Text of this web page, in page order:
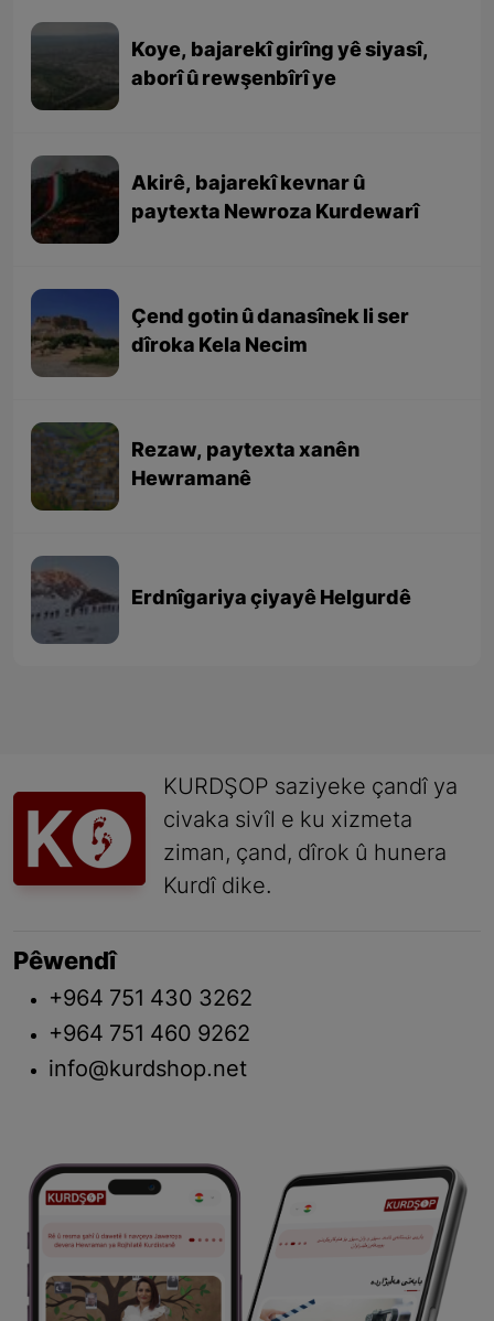
Koye, bajarekî girîng yê siyasî,
aborî û rewşenbîrî ye
Akirê, bajarekî kevnar û
paytexta Newroza Kurdewarî
Çend gotin û danasînek li ser
dîroka Kela Necim
Rezaw, paytexta xanên
Hewramanê
Erdnîgariya çiyayê Helgurdê
KURDŞOP saziyeke çandî ya
civaka sivîl e ku xizmeta
ziman, çand, dîrok û hunera
Kurdî dike.
Pêwendî
+964 751 430 3262
+964 751 460 9262
info@kurdshop.net